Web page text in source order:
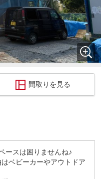
間取りを見る
ースは困りませんね♪
ベビーカーやアウトドア